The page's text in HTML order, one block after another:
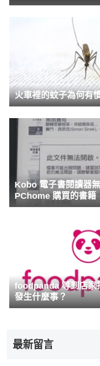
火車裡的蚊子為何有
Kobo 電子書閱讀器
PChome 購買的書籍
foodpanda 等到店家
發生什麼事？
最新留言